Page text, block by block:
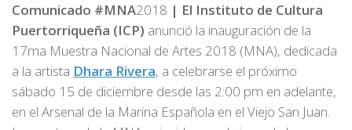
Comunicado #MNA2018 | El Instituto de Cultura
Puertorriqueña (ICP) anunció la inauguración de la
17ma Muestra Nacional de Artes 2018 (MNA), dedicada
a la artista Dhara Rivera, a celebrarse el próximo
sábado 15 de diciembre desde las 2:00 pm en adelante,
en el Arsenal de la Marina Española en el Viejo San Juan.